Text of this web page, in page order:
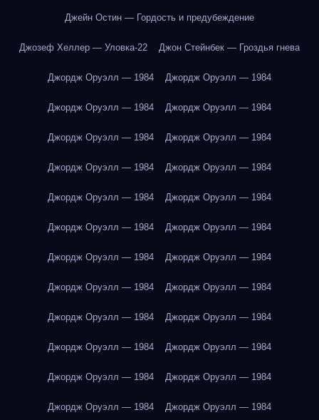
Джейн Остин — Гордость и предубеждение
Джозеф Хеллер — Уловка-22 Джон Стейнбек — Гроздья гнева
Джордж Оруэлл — 1984 Джордж Оруэлл — 1984
Джордж Оруэлл — 1984 Джордж Оруэлл — 1984
Джордж Оруэлл — 1984 Джордж Оруэлл — 1984
Джордж Оруэлл — 1984 Джордж Оруэлл — 1984
Джордж Оруэлл — 1984 Джордж Оруэлл — 1984
Джордж Оруэлл — 1984 Джордж Оруэлл — 1984
Джордж Оруэлл — 1984 Джордж Оруэлл — 1984
Джордж Оруэлл — 1984 Джордж Оруэлл — 1984
Джордж Оруэлл — 1984 Джордж Оруэлл — 1984
Джордж Оруэлл — 1984 Джордж Оруэлл — 1984
Джордж Оруэлл — 1984 Джордж Оруэлл — 1984
Джордж Оруэлл — 1984 Джордж Оруэлл — 1984